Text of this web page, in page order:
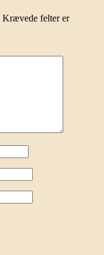
Krævede felter er